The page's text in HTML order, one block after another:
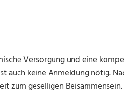
Versorgung und eine
auch keine Anmeldung nötig.
zum geselligen